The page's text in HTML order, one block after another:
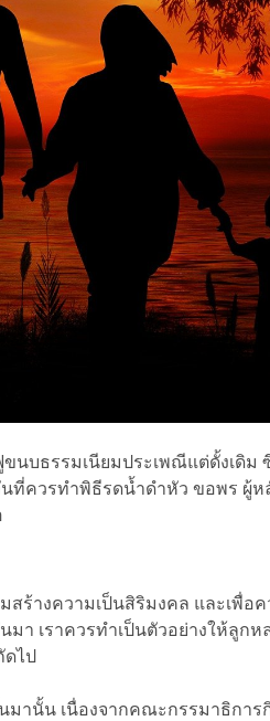
บธรรมเนียมประเพณีแต่ดั้งเดิม
ที่ควรทำพิธีรดน้ำดำหัว ขอพร ผู้
ร้างความเป็นสิริมงคล และเพื่อ
า เราควรทำเป็นตัวอย่างให้ลูกห
ดไป
านั้น เนื่องจากคณะกรรมาธิการ